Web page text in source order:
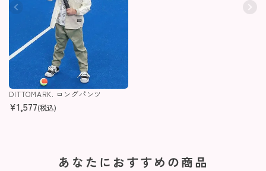
DITTOMARK. ロングパンツ
¥1,577(税込)
あなたにおすすめの商品